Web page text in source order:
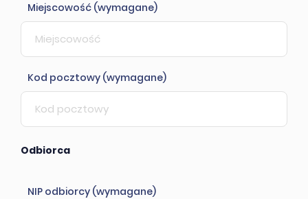
Miejscowość (wymagane)
Kod pocztowy (wymagane)
Odbiorca
NIP odbiorcy (wymagane)